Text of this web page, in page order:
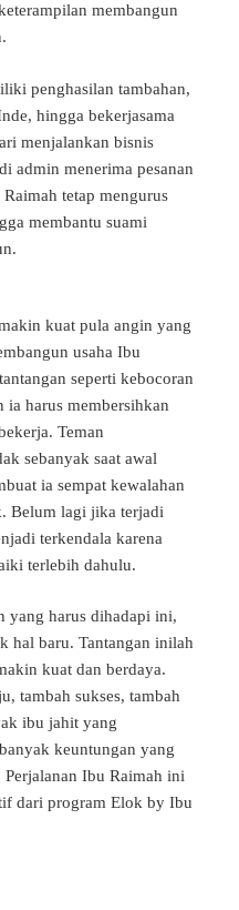
membangun
penghasilan tambahan,
hingga bekerjasama
menjalankan bisnis
admin menerima pesanan
tetap mengurus
membantu suami
kuat pula angin yang
usaha Ibu
seperti kebocoran
ia harus membersihkan
Teman
sebanyak saat awal
ia sempat kewalahan
Belum lagi jika terjadi
terkendala karena
terlebih dahulu.
yang harus dihadapi ini,
hal baru. Tantangan inilah
kuat dan berdaya.
tambah sukses, tambah
ibu jahit yang
keuntungan yang
Ibu Raimah ini
dari program Elok by Ibu